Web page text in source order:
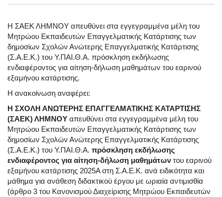
Η ΣΑΕΚ ΛΗΜΝΟΥ απευθύνει στα εγγεγραμμένα μέλη του
Μητρώου Εκπαιδευτών Επαγγελματικής Κατάρτισης των
δημοσίων Σχολών Ανώτερης Επαγγελματικής Κατάρτισης
(Σ.Α.Ε.Κ.) του Υ.ΠΑΙ.Θ.Α. πρόσκληση εκδήλωσης
ενδιαφέροντος για αίτηση-δήλωση μαθημάτων του εαρινού
εξαμήνου κατάρτισης.
Η ανακοίνωση αναφέρει:
Η ΣΧΟΛΗ ΑΝΩΤΕΡΗΣ ΕΠΑΓΓΕΛΜΑΤΙΚΗΣ ΚΑΤΑΡΤΙΣΗΣ
(ΣΑΕΚ) ΛΗΜΝΟΥ απευθύνει στα εγγεγραμμένα μέλη του
Μητρώου Εκπαιδευτών Επαγγελματικής Κατάρτισης των
δημοσίων Σχολών Ανώτερης Επαγγελματικής Κατάρτισης
(Σ.Α.Ε.Κ.) του Υ.ΠΑΙ.Θ.Α. πρόσκληση εκδήλωσης
ενδιαφέροντος για αίτηση-δήλωση μαθημάτων του εαρινού
εξαμήνου κατάρτισης 2025Α στη Σ.Α.Ε.Κ. ανά ειδικότητα και
μάθημα για ανάθεση διδακτικού έργου με ωριαία αντιμισθία
(άρθρο 3 του Κανονισμού Διαχείρισης Μητρώου Εκπαιδευτών